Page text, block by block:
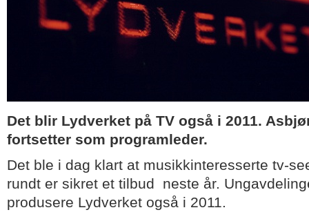
Det blir Lydverket på TV også i 2011.
fortsetter som programleder.
Det ble i dag klart at musikkinteresserte tv-
rundt er sikret et tilbud neste år.
produsere Lydverket også i 2011.